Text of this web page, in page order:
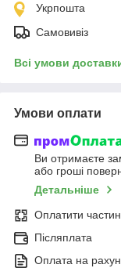
Укрпошта
Самовивіз
Всі умови
Умови оплати
Ви отримаєте
або гроші
Детальніше
Оплатити
Післяплата
Оплата на